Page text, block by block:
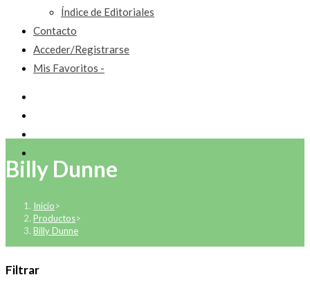
Índice de Editoriales
Contacto
Acceder/Registrarse
Mis Favoritos -
Billy Dunne
Inicio>
Productos>
Billy Dunne
Filtrar